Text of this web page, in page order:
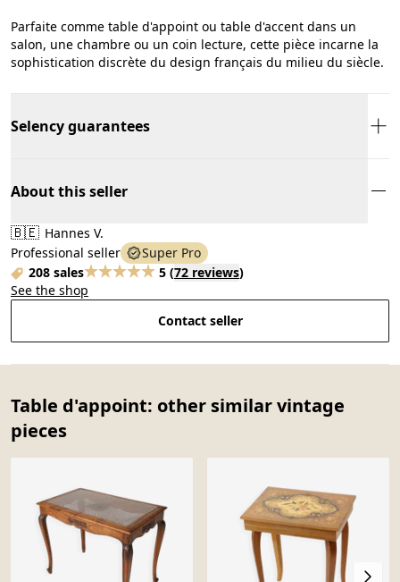
Parfaite comme table d'appoint ou table d'accent dans un
salon, une chambre ou un coin lecture, cette pièce incarne la
sophistication discrète du design français du milieu du siècle.
Selency guarantees
About this seller
🇧🇪 Hannes V.
Professional seller
Super Pro
208 sales
5 (72 reviews)
See the shop
Contact seller
Table d'appoint: other similar vintage
pieces